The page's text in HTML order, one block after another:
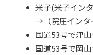
米子(米子イン
→（院庄イン
国道53号で津
国道53号で岡